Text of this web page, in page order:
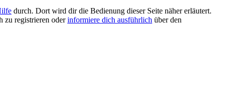
durch. Dort wird dir die Bedienung dieser Seite näher erläutert.
zu registrieren oderinformiere dich ausführlich über den